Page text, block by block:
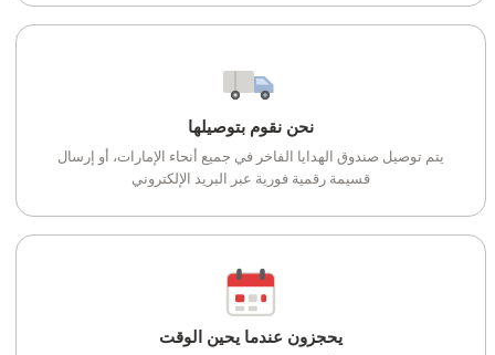
نحن نقوم بتوصيلها
يتم توصيل صندوق الهدايا الفاخر في جميع أنحاء الإمارات، أو إرسال
قسيمة رقمية فورية عبر البريد الإلكتروني
يحجزون عندما يحين الوقت